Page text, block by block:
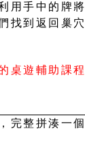
用手中的牌將
找到返回巢穴
桌遊輔助課程
完整拼湊一個